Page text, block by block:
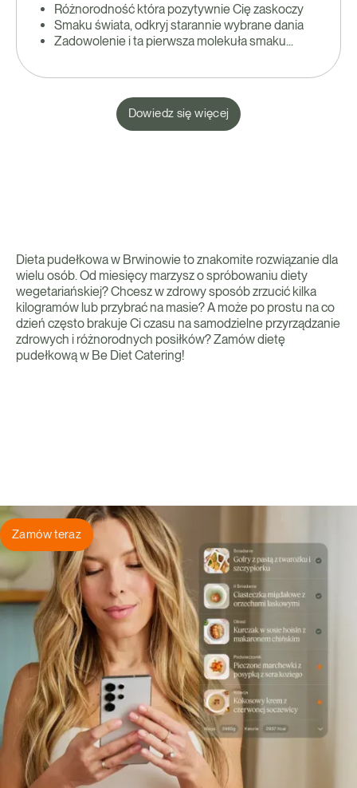
Różnorodność która pozytywnie Cię zaskoczy
Smaku świata, odkryj starannie wybrane dania
Zadowolenie i ta pierwsza molekuła smaku...
Dowiedz się więcej
Dieta pudełkowa w Brwinowie to znakomite rozwiązanie dla
wielu osób. Od miesięcy marzysz o spróbowaniu diety
wegetariańskiej? Chcesz w zdrowy sposób zrzucić kilka
kilogramów lub przybrać na masie? A może po prostu na co
dzień często brakuje Ci czasu na samodzielne przyrządzanie
zdrowych i różnorodnych posiłków? Zamów dietę
pudełkową w Be Diet Catering!
Zamów teraz